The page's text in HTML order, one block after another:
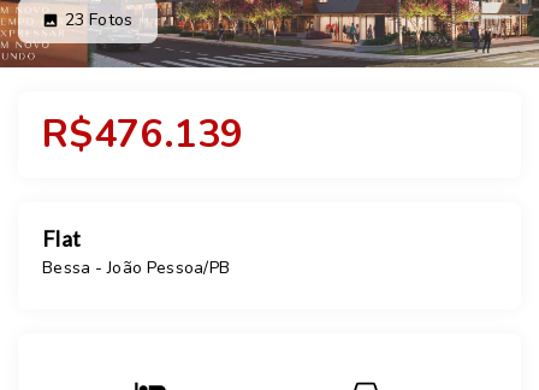
23 Fotos
R$476.139
Flat
Bessa - João Pessoa/PB